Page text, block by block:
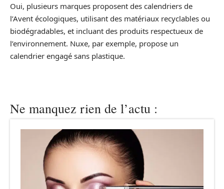
Oui, plusieurs marques proposent des calendriers de
l’Avent écologiques, utilisant des matériaux recyclables ou
biodégradables, et incluant des produits respectueux de
l’environnement. Nuxe, par exemple, propose un
calendrier engagé sans plastique.
Ne manquez rien de l’actu :